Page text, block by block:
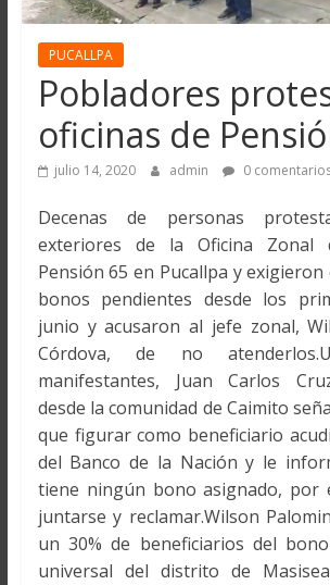
PUCALLPA
Pobladores
oficinas de
julio 14, 2020 admin 0
Decenas de personas
exteriores de la Oficina Zonal
Pensión 65 en Pucallpa y
bonos pendientes desde los
junio y acusaron al jefe zonal,
Córdova, de no
manifestantes, Juan Carlos
desde la comunidad de Caimito
que figurar como beneficiario
del Banco de la Nación y le
tiene ningún bono asignado, por
juntarse y reclamar.Wilson
un 30% de beneficiarios del
universal del distrito de